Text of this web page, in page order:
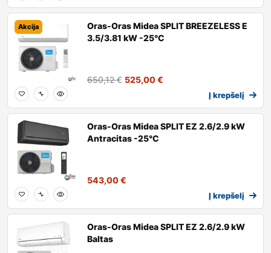
Akcija
Oras-Oras Midea SPLIT BREEZELESS E
3.5/3.81 kW -25°C
650,12€ 525,00€
Į krepšelį
Oras-Oras Midea SPLIT EZ 2.6/2.9 kW
Antracitas -25°C
543,00€
Į krepšelį
Oras-Oras Midea SPLIT EZ 2.6/2.9 kW
Baltas